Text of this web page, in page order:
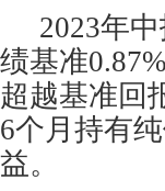
2023年
绩基准
超越基准回
6个月持有
益。